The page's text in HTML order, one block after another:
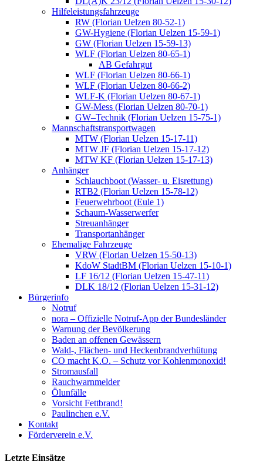
Hilfeleistungsfahrzeuge
RW (Florian Uelzen 80-52-1)
GW-Hygiene (Florian Uelzen 15-59-1)
GW (Florian Uelzen 15-59-13)
WLF (Florian Uelzen 80-65-1)
AB Gefahrgut
WLF (Florian Uelzen 80-66-1)
WLF (Florian Uelzen 80-66-2)
WLF-K (Florian Uelzen 80-67-1)
GW-Mess (Florian Uelzen 80-70-1)
GW–Technik (Florian Uelzen 15-75-1)
Mannschaftstransportwagen
MTW (Florian Uelzen 15-17-11)
MTW JF (Florian Uelzen 15-17-12)
MTW KF (Florian Uelzen 15-17-13)
Anhänger
Schlauchboot (Wasser- u. Eisrettung)
RTB2 (Florian Uelzen 15-78-12)
Feuerwehrboot (Eule 1)
Schaum-Wasserwerfer
Streuanhänger
Transportanhänger
Ehemalige Fahrzeuge
VRW (Florian Uelzen 15-50-13)
KdoW StadtBM (Florian Uelzen 15-10-1)
LF 16/12 (Florian Uelzen 15-47-11)
DLK 18/12 (Florian Uelzen 15-31-12)
Bürgerinfo
Notruf
nora – Offizielle Notruf-App der Bundesländer
Warnung der Bevölkerung
Baden an offenen Gewässern
Wald-, Flächen- und Heckenbrandverhütung
CO macht K.O. – Schutz vor Kohlenmonoxid!
Stromausfall
Rauchwarnmelder
Ölunfälle
Vorsicht Fettbrand!
Paulinchen e.V.
Kontakt
Förderverein e.V.
Letzte Einsätze